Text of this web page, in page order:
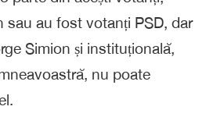
sau au fost votanți PSD, dar
Simion și instituțională,
nu poate